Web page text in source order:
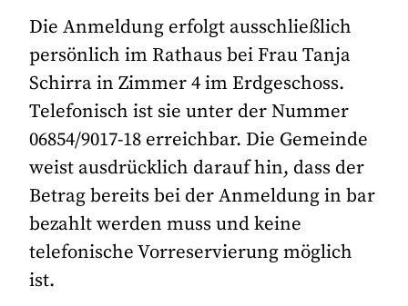
Die Anmeldung erfolgt ausschließlich
persönlich im Rathaus bei Frau Tanja
Schirra in Zimmer 4 im Erdgeschoss.
Telefonisch ist sie unter der Nummer
06854/9017-18 erreichbar. Die Gemeinde
weist ausdrücklich darauf hin, dass der
Betrag bereits bei der Anmeldung in bar
bezahlt werden muss und keine
telefonische Vorreservierung möglich
ist.